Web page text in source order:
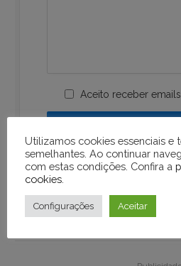
Aceito receber
Utilizamos cookies essenciais e
semelhantes. Ao continuar
com estas condições. Confira a
cookies
Configurações Aceitar